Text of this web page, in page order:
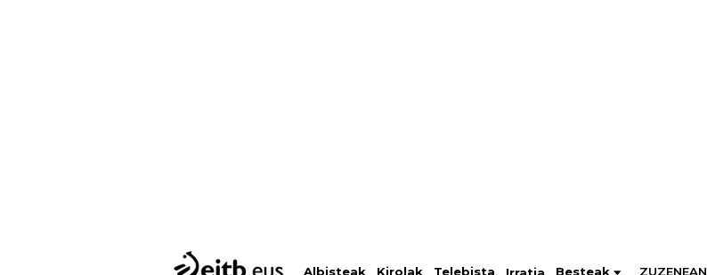
Albisteak Kirolak Telebista Irratia Besteak ZUZENEAN